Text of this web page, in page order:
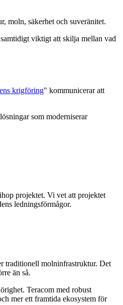
moln, säkerhet och suveränitet.
viktigt att skilja mellan vad
krigföring" kommunicerar att
som moderniserar
projektet. Vi vet att projektet
ledningsförmågor.
traditionell molninfrastruktur. Det
än så.
Teracom med robust
mer ett framtida ekosystem för